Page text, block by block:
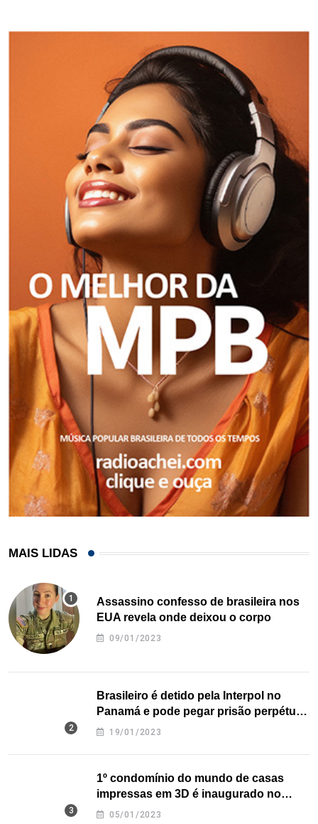
MAIS LIDAS
Assassino confesso de brasileira nos
EUA revela onde deixou o corpo
09/01/2023
Brasileiro é detido pela Interpol no
Panamá e pode pegar prisão perpétua
nos EUA
19/01/2023
1º condomínio do mundo de casas
impressas em 3D é inaugurado no
Texas
05/01/2023